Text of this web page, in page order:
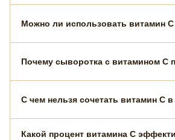
Можно ли использовать витамин
Почему сыворотка с витамином С
С чем нельзя сочетать витамин С в
Какой процент витамина С